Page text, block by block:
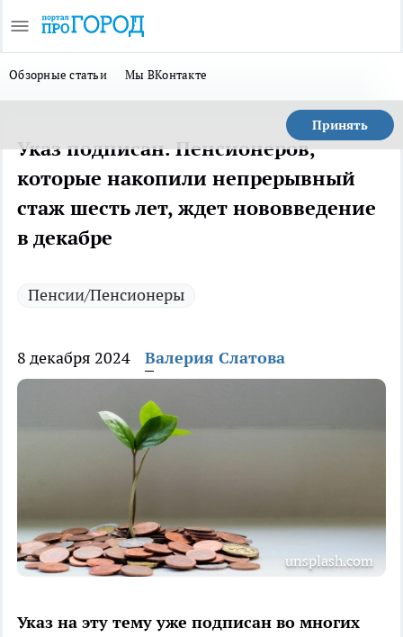
Обзорные статьи Мы ВКонтакте
Принять
Указ подписан. Пенсионеров,
которые накопили непрерывный
стаж шесть лет, ждет нововведение
в декабре
Пенсии/Пенсионеры
8 декабря 2024 Валерия Слатова
unsplash.com
Указ на эту тему уже подписан во многих